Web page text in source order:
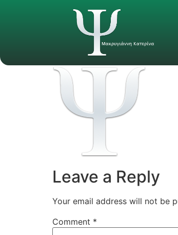
Leave a Reply
Your email address will not be
Comment *